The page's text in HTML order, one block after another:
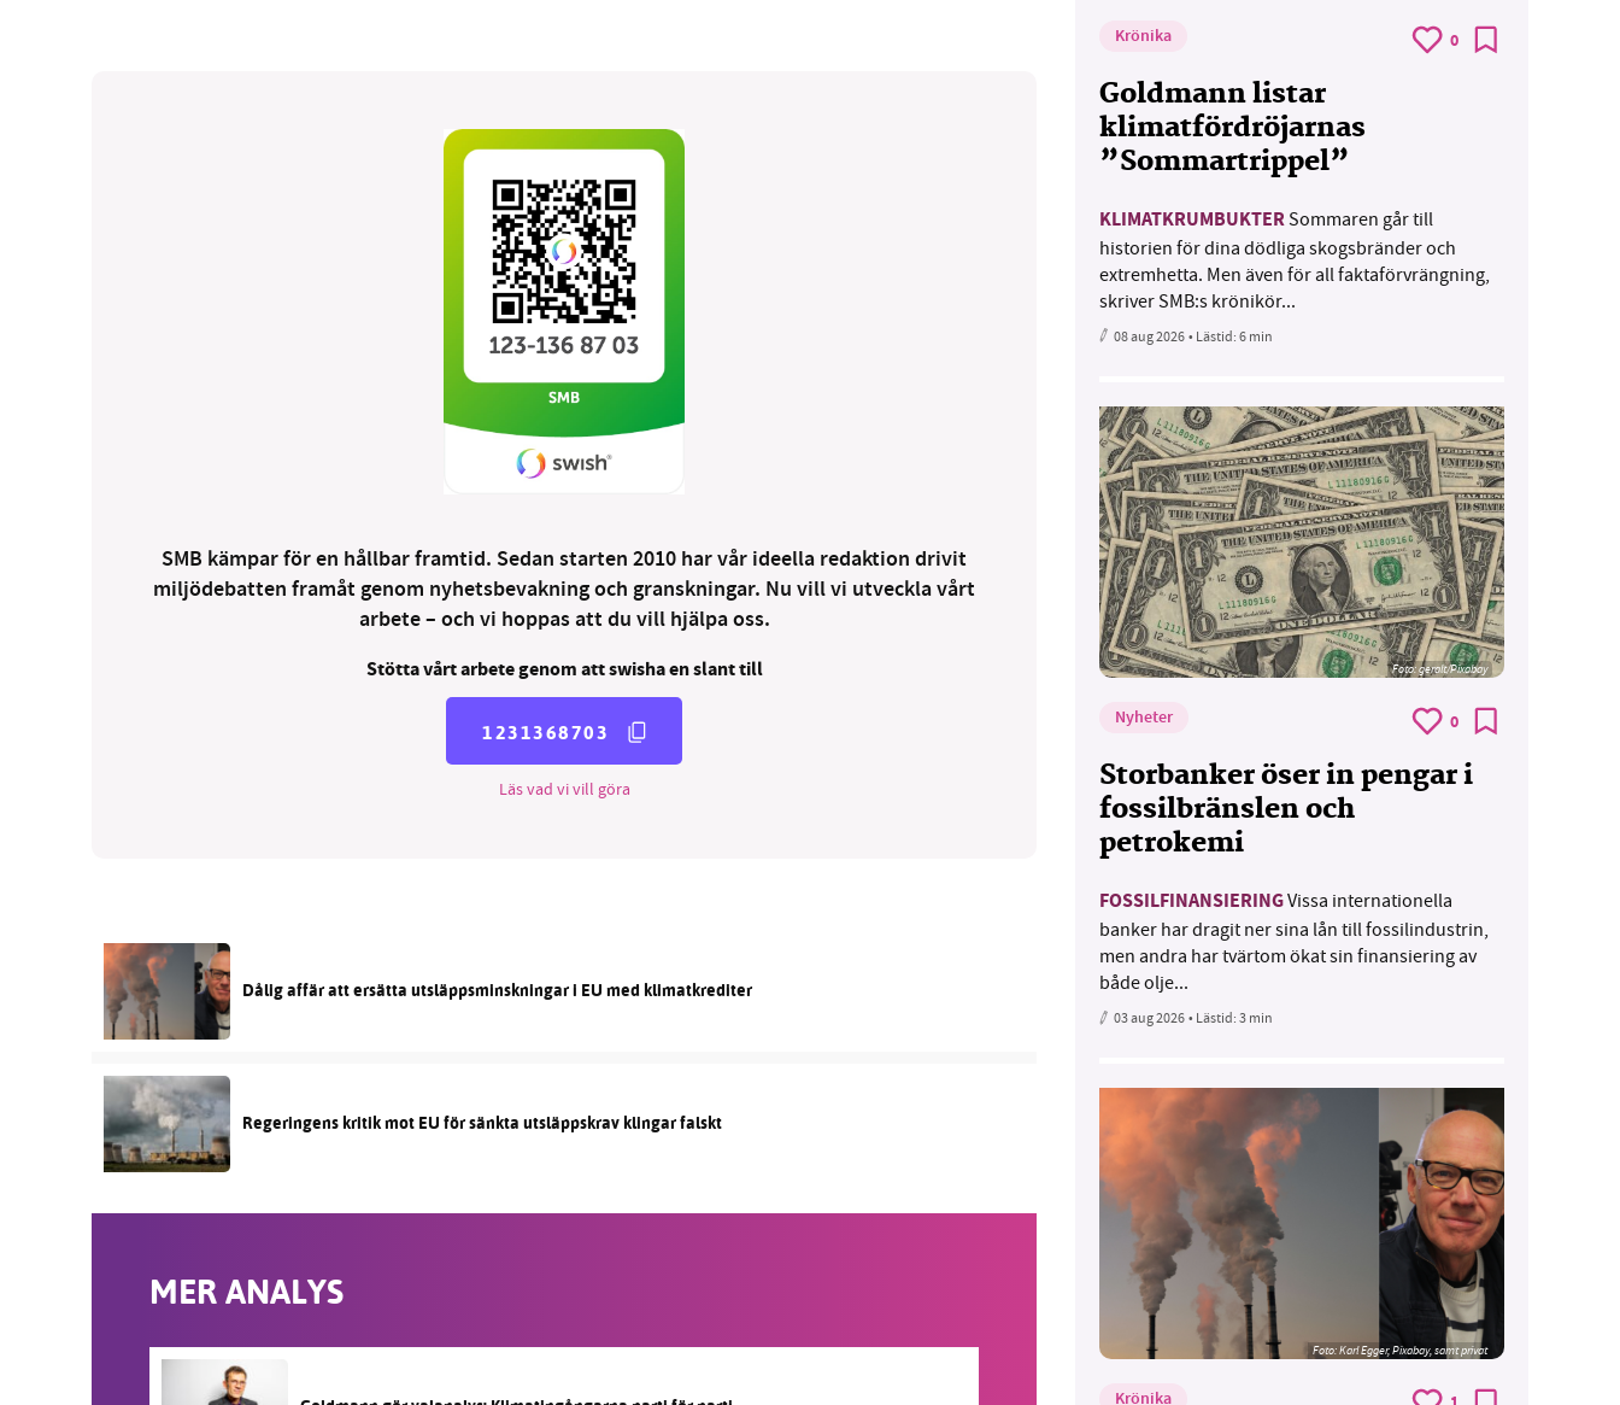
SMB kämpar för en hållbar framtid. Sedan starten 2010 har vår ideella redaktion drivit
miljödebatten framåt genom nyhetsbevakning och granskningar. Nu vill vi utveckla vårt
arbete – och vi hoppas att du vill hjälpa oss.
Stötta vårt arbete genom att swisha en slant till
1231368703
Läs vad vi vill göra
Dålig affär att ersätta utsläppsminskningar i EU med klimatkrediter
Regeringens kritik mot EU för sänkta utsläppskrav klingar falskt
MER ANALYS
Krönika 0
Goldmann listar
klimatfördröjarnas
”Sommartrippel”
KLIMATKRUMBUKTERSommaren går till
historien för dina dödliga skogsbränder och
extremhetta. Men även för all faktaförvrängning,
skriver SMB:s krönikör...
08 aug 2026• Lästid:6 min
Foto:geralt/Pixabay
Nyheter 0
Storbanker öser in pengar i
fossilbränslen och
petrokemi
FOSSILFINANSIERINGVissa internationella
banker har dragit ner sina lån till fossilindustrin,
men andra har tvärtom ökat sin finansiering av
både olje...
03 aug 2026• Lästid:3 min
Foto:Karl Egger, Pixabay, samt privat